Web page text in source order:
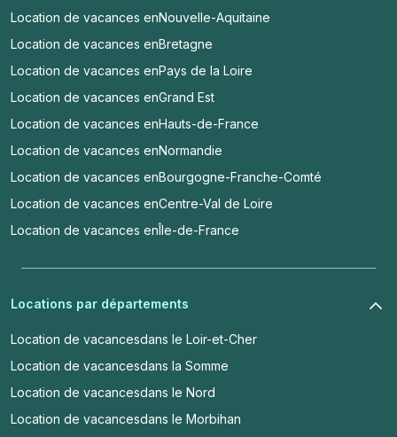
Location de vacances enNouvelle-Aquitaine
Location de vacances enBretagne
Location de vacances enPays de la Loire
Location de vacances enGrand Est
Location de vacances enHauts-de-France
Location de vacances enNormandie
Location de vacances enBourgogne-Franche-Comté
Location de vacances enCentre-Val de Loire
Location de vacances enÎle-de-France
Locations par départements
Location de vacancesdans le Loir-et-Cher
Location de vacancesdans la Somme
Location de vacancesdans le Nord
Location de vacancesdans le Morbihan